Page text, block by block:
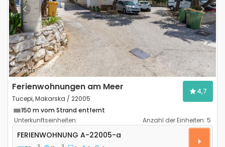
Previous Next
Ferienwohnungen am Meer
Tucepi, Makarska / 22005
4,7
150 m vom Strand entfernt
Unterkunftseinheiten:
Anzahl der Einheiten: 5
1-Zimmer-Ferienwohnung Tucepi, Makarska A-
FERIENWOHNUNG A-22005-a